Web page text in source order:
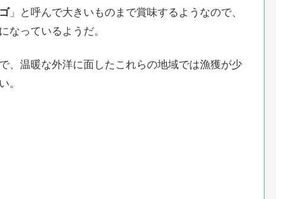
」と呼んで大きいものまで賞味するようなので、
なっているようだ。
、温暖な外洋に面したこれらの地域では漁獲が少
。